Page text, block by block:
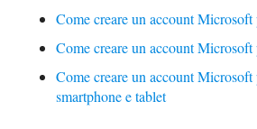
Come creare un account
Come creare un account
Come creare un account
smartphone e tablet